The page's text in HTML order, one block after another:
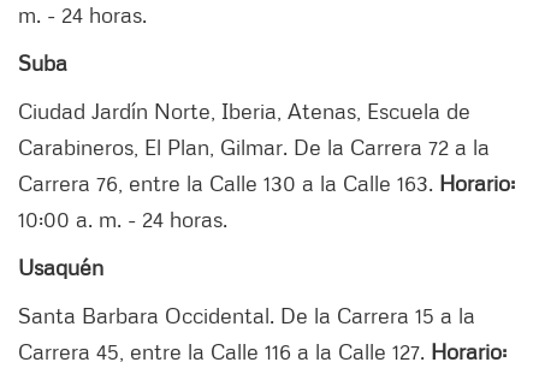
m. - 24 horas.
Suba
Ciudad Jardín Norte, Iberia, Atenas, Escuela de
Carabineros, El Plan, Gilmar. De la Carrera 72 a la
Carrera 76, entre la Calle 130 a la Calle 163. Horario:
10:00 a. m. - 24 horas.
Usaquén
Santa Barbara Occidental. De la Carrera 15 a la
Carrera 45, entre la Calle 116 a la Calle 127. Horario: